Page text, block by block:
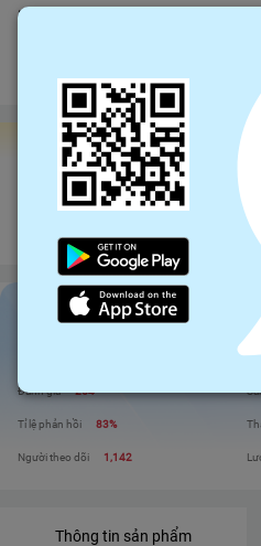
Bảo vệ
Đảm bảo gửi hàng
Chính sách hoàn tiền
Gian hàng Felix Factories
Cty TNHH SX TM Tổng Hợp II
Đối tác trực tiếp của Felix, mang sản
với người tiêu dùng. Giá cả cạnh tranh -
Cty TNHH SX TM
Đánh giá 254
Tỉ lệ phản hồi 83%
Người theo dõi 1,142
Thông tin sản phẩm